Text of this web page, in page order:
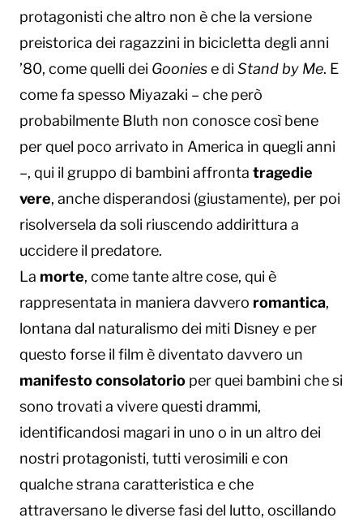
protagonisti che altro non è che la versione
preistorica dei ragazzini in bicicletta degli anni
’80, come quelli dei Gooniese di Stand by Me. E
come fa spesso Miyazaki – che però
probabilmente Bluth non conosce così bene
per quel poco arrivato in America in quegli anni
–, qui il gruppo di bambini affronta tragedie
vere, anche disperandosi (giustamente), per poi
risolversela da soli riuscendo addirittura a
uccidere il predatore.
La morte, come tante altre cose, qui è
rappresentata in maniera davvero romantica,
lontana dal naturalismo dei miti Disney e per
questo forse il film è diventato davvero un
manifesto consolatorio per quei bambini che si
sono trovati a vivere questi drammi,
identificandosi magari in uno o in un altro dei
nostri protagonisti, tutti verosimili e con
qualche strana caratteristica e che
attraversano le diverse fasi del lutto, oscillando